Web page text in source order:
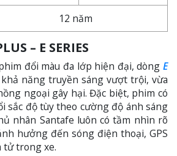
12 năm
– E SERIES
đổi màu đa lớp hiện đại, dòng E
năng truyền sáng vượt trội, vừa
ngoại gây hại. Đặc biệt, phim có
sắc độ tùy theo cường độ ánh sáng
nhân Santafe luôn có tầm nhìn rõ
hưởng đến sóng điện thoại, GPS
tử trong xe.